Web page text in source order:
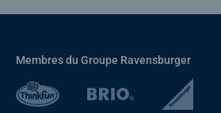
Membres du Groupe Ravensburger